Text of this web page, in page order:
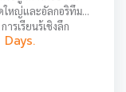
ใหญ่และอัลกอริทึม
รเรียนรู้เชิงลึก
ติกรรมการต่างๆ
ำเนินการสร้าง
Days.